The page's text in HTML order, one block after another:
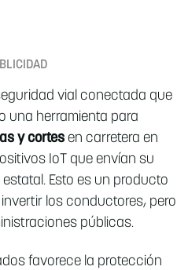
vial conectada que
una herramienta para
y cortes en carretera en
IoT que envían su
Esto es un producto
los conductores, pero
públicas.
favorece la protección